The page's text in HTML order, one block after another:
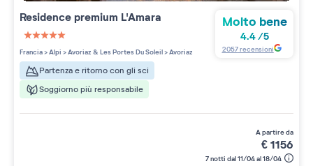
Residence premium L'Amara
5 étoiles sur 5
Francia>Alpi >Avoriaz & Les Portes Du Soleil>Avoriaz
Partenza e ritorno con gli sci
Soggiorno più responsabile
Molto bene
4.4/5
2057recensioni
a partire da
€1156
7 notti dal 11/04 al 18/04